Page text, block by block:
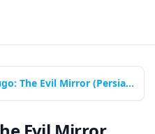
Download Hugo: The Evil Mirror (Persian Dubbed) | Novin Pendar